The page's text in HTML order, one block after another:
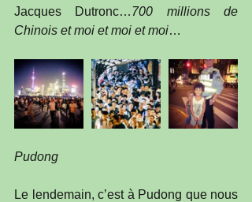
Jacques Dutronc…700 millions de
Chinois et moi et moi et moi…
Pudong
Le lendemain, c’est à Pudong que nous